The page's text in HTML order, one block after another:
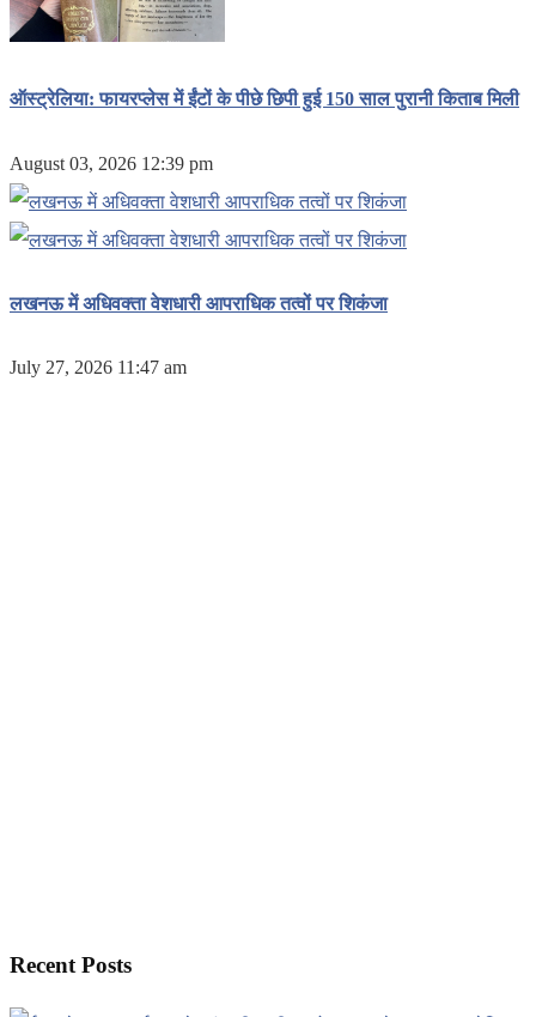
ऑस्ट्रेलिया: फायरप्लेस में ईंटों के पीछे छिपी हुई 150 साल पुरानी किताब मिली
August 03, 2026 12:39 pm
लखनऊ में अधिवक्ता वेशधारी आपराधिक तत्वों पर शिकंजा
July 27, 2026 11:47 am
Recent Posts